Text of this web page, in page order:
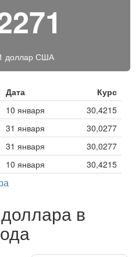
доллар США
Дата
Курс
10 января
30,4215
31 января
30,0277
31 января
30,0277
10 января 30,4215
в